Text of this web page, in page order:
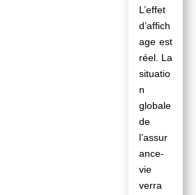
L’effet
d’affich
age est
réel. La
situatio
n
globale
de
l’assur
ance-
vie
verra